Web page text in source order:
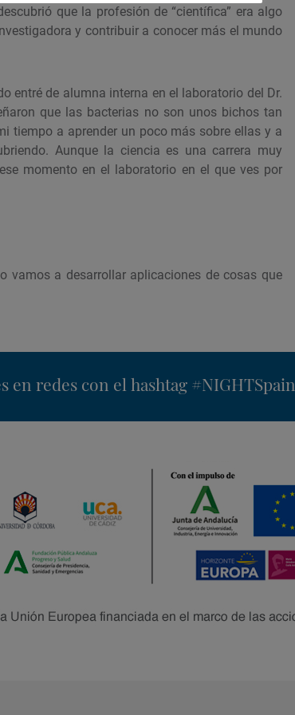
que la profesión de “científica” era algo
y contribuir a conocer más el mundo
entré de alumna interna en el laboratorio del Dr.
que las bacterias no son unos bichos tan
tiempo a aprender un poco más sobre ellas y a
Aunque la ciencia es una carrera muy
momento en el laboratorio en el que ves por
vamos a desarrollar aplicaciones de cosas que
en redes con el hashtag #NIGHTSpain